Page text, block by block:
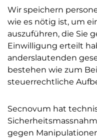
Wir speichern
wie es nötig ist, um
auszuführen, die Sie
Einwilligung erteilt
anderslautenden
bestehen wie zum
steuerrechtliche
Secnovum hat
gegen